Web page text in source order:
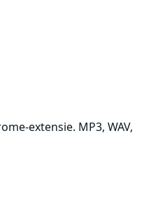
extensie. MP3, WAV,